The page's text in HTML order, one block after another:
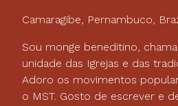
Camaragibe, Pernambuco,
Sou monge beneditino,
unidade das Igrejas e das
Adoro os movimentos
o MST. Gosto de escrever e